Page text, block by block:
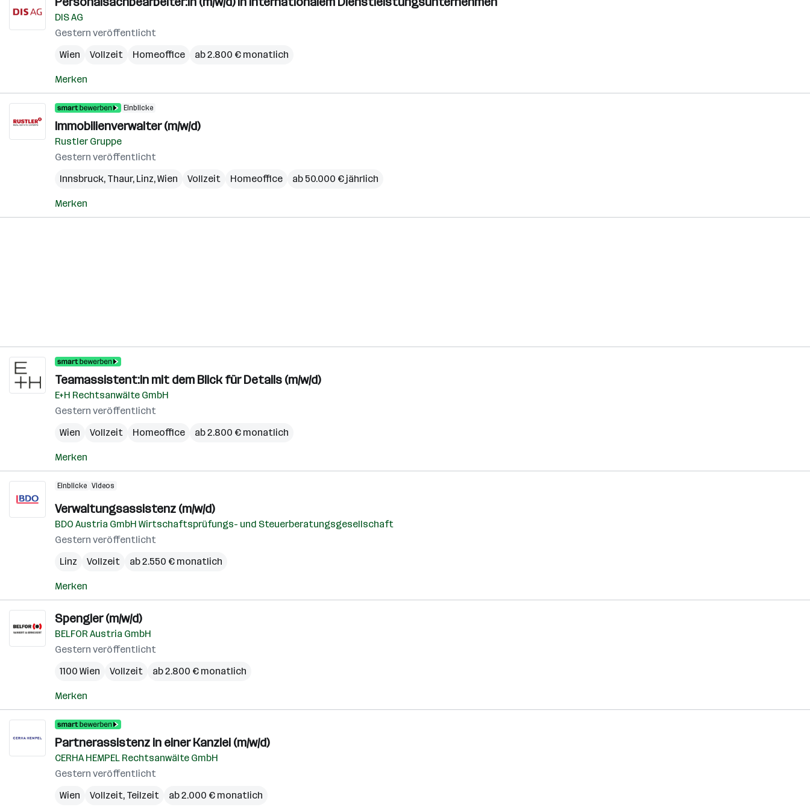
DIS AG
Gestern veröffentlicht
Wien
Vollzeit Homeoffice ab 2.800 € monatlich
Merken
Einblicke
Immobilienverwalter (m/w/d)
Rustler Gruppe
Gestern veröffentlicht
Innsbruck, Thaur, Linz,Wien Vollzeit Homeoffice ab 50.000 € jährlich
Merken
Teamassistent:in mit dem Blick für Details (m/w/d)
E+H Rechtsanwälte GmbH
Gestern veröffentlicht
Wien
Vollzeit Homeoffice ab 2.800 € monatlich
Merken
Einblicke Videos
Verwaltungsassistenz (m/w/d)
BDO Austria GmbH Wirtschaftsprüfungs- und Steuerberatungsgesellschaft
Gestern veröffentlicht
Linz
Vollzeit ab 2.550 € monatlich
Merken
Spengler (m/w/d)
BELFOR Austria GmbH
Gestern veröffentlicht
1100 Wien
Vollzeit ab 2.800 € monatlich
Merken
Partnerassistenz in einer Kanzlei (m/w/d)
CERHA HEMPEL Rechtsanwälte GmbH
Gestern veröffentlicht
Wien
Vollzeit, Teilzeit ab 2.000 € monatlich